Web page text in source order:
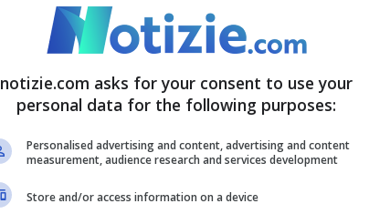
una cura di realtà”. Poi
attacca la cancel culture
notizie.com asks for your consent to use your
personal data for the following purposes:
Personalised advertising and content, advertising and content
measurement, audience research and services development
Store and/or access information on a device